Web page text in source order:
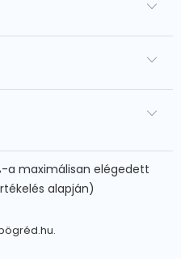
a maximálisan elégedett
alapján)
.